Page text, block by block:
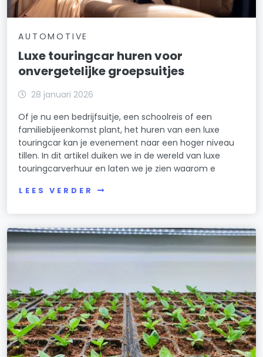
AUTOMOTIVE
Luxe touringcar huren voor
onvergetelijke groepsuitjes
28 januari 2026
Of je nu een bedrijfsuitje, een schoolreis of een
familiebijeenkomst plant, het huren van een luxe
touringcar kan je evenement naar een hoger niveau
tillen. In dit artikel duiken we in de wereld van luxe
touringcarverhuur en laten we je zien waarom e
LEES VERDER